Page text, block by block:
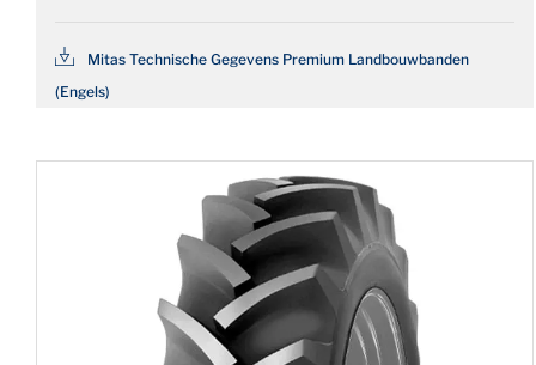
Mitas Technische Gegevens Premium Landbouwbanden
(Engels)